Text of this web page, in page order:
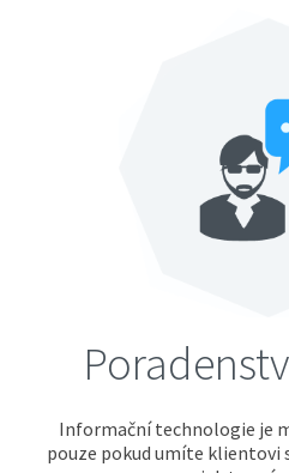
Informační technologie je
pouze pokud umíte klientovi